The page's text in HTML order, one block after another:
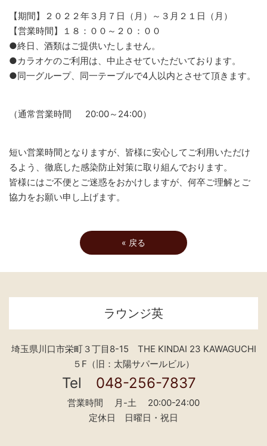
【期間】２０２２年３月７日（月）～３月２１日（月）
【営業時間】１８：００～２０：００
●終日、酒類はご提供いたしません。
●カラオケのご利用は、中止させていただいております。
●同一グループ、同一テーブルで4人以内とさせて頂きます。
（通常営業時間 20:00～24:00）
短い営業時間となりますが、皆様に安心してご利用いただけ
るよう、徹底した感染防止対策に取り組んでおります。
皆様にはご不便とご迷惑をおかけしますが、何卒ご理解とご
協力をお願い申し上げます。
« 戻る
ラウンジ英
埼玉県川口市栄町３丁目8-15 THE KINDAI 23 KAWAGUCHI
５F（旧：太陽サパールビル）
Tel 048-256-7837
営業時間 月-土 20:00-24:00
定休日 日曜日・祝日